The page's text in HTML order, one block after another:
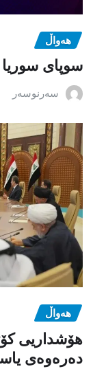
هەواڵ
سوپای سوریا
سەرنوسەر
هەواڵ
هۆشداریی
دەرەوەی